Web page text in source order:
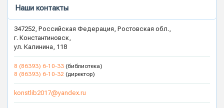
Наши контакты
347252, Российская Федерация, Ростовская обл.,
г. Константиновск,
ул. Калинина, 118
8 (86393) 6-10-33 (библиотека)
8 (86393) 6-10-32 (директор)
konstlib2017@yandex.ru